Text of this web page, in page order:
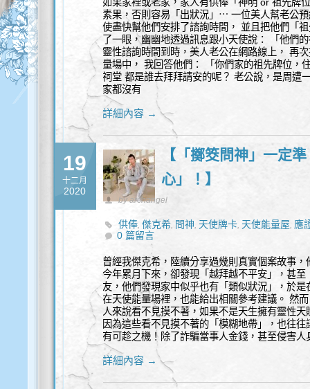
素果，否則容易「出狀況」⋯ 一位美人幫老公
使盡快幫他們安排了諮詢時間， 並且把他們「
了一眼，幽幽地透過訊息跟小天使說： 「他們
靈性諮詢時間到時，美人老公在網路線上， 再
量場中， 我回答他們： 「你們家的祖先牌位，
祠堂 都是誰去拜拜請安的呢？ 老公說，是周遭
家都沒有
詳細內容 →
19
十二月
2020
【「擲筊問神」一定
心」！】
by archangel
供俸,傑克希, 問神, 天使牌卡, 天使能量屋, 應
雕像,靈性處理
0 篇留言
曾經我傑克希，陸續分享過幾則真實個案故事
今年累月下來，卻發現「越拜越不平安」，甚
友，他們發現家中似乎也有「類似狀況」，於
在天使能量場裡，也能給出相關參考建議。 然
人來說看不見摸不著，如果不是天生擁有靈性
因為這些看不見摸不著的「模糊地帶」，也往
有可趁之機！除了詐騙當事人金錢，甚至侵害
詳細內容 →